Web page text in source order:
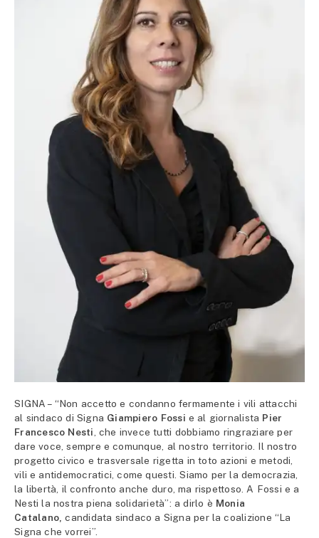
SIGNA – “Non accetto e condanno fermamente i vili attacchi
al sindaco di Signa Giampiero Fossi e al giornalista Pier
Francesco Nesti , che invece tutti dobbiamo ringraziare per
dare voce, sempre e comunque, al nostro territorio. Il nostro
progetto civico e trasversale rigetta in toto azioni e metodi,
vili e antidemocratici, come questi. Siamo per la democrazia,
la libertà, il confronto anche duro, ma rispettoso. A Fossi e a
Nesti la nostra piena solidarietà”: a dirlo è Monia
Catalano, candidata sindaco a Signa per la coalizione “La
Signa che vorrei”.